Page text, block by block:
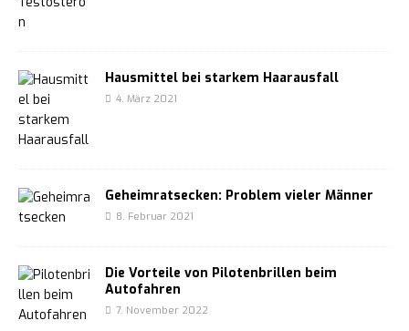
Hausmittel bei starkem Haarausfall
4. März 2021
Geheimratsecken: Problem vieler Männer
8. Februar 2021
Die Vorteile von Pilotenbrillen beim
Autofahren
7. November 2022